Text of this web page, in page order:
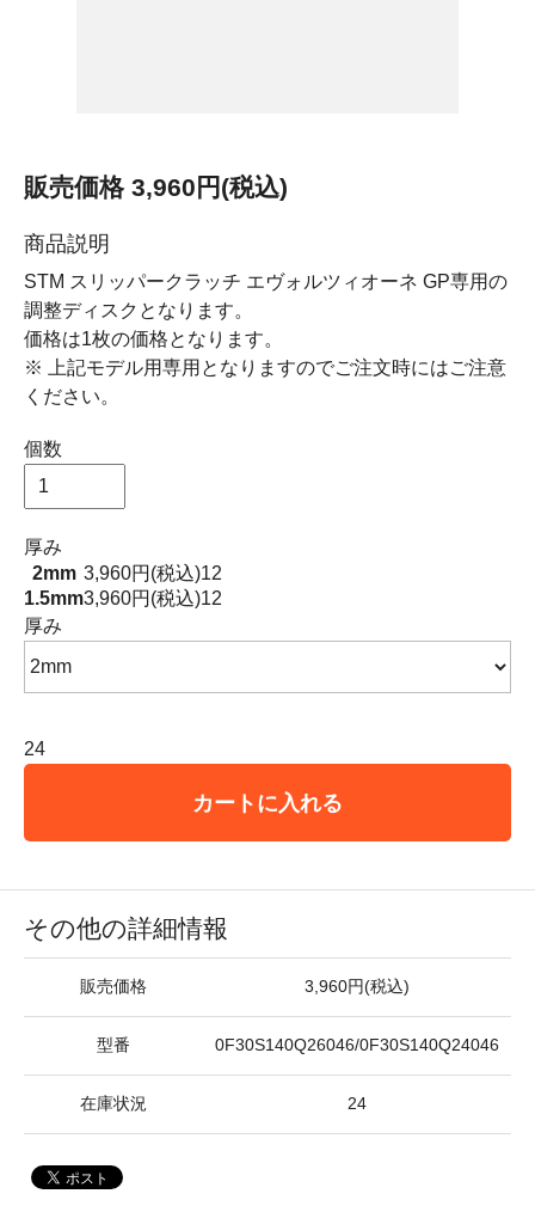
販売価格 3,960円(税込)
商品説明
STM スリッパークラッチ エヴォルツィオーネ GP専用の
調整ディスクとなります。
価格は1枚の価格となります。
※ 上記モデル用専用となりますのでご注文時にはご注意
ください。
個数
厚み
2mm 3,960円(税込)12
1.5mm3,960円(税込)12
厚み
24
カートに入れる
その他の詳細情報
販売価格 3,960円(税込)
型番 0F30S140Q26046/0F30S140Q24046
在庫状況 24